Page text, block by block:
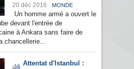
20 déc 2016 MONDE
Un homme armé a ouvert le
devant l'entrée de
à Ankara sans faire de
chancellerie...
Attentat d'Istanbul :